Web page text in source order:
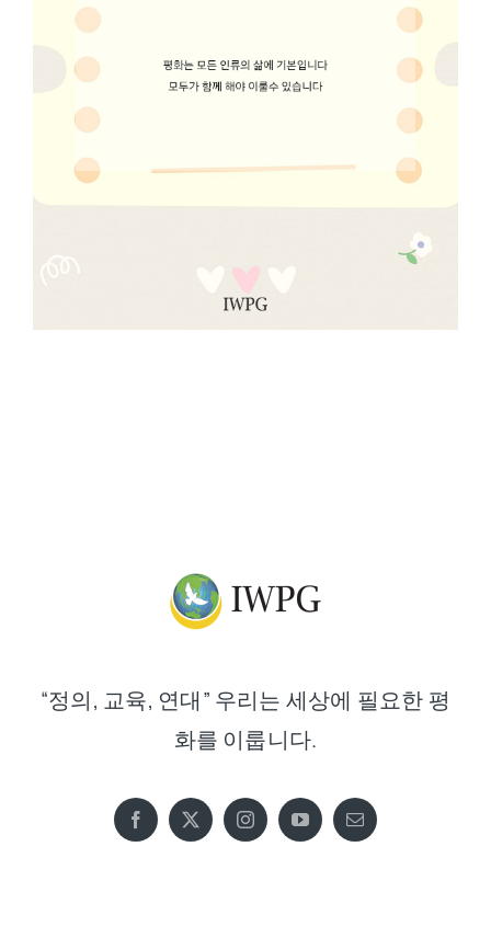
“정의, 교육, 연대” 우리는 세상에 필요한 평
화를 이룹니다.